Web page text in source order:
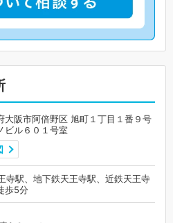
大阪市阿倍野区 旭町１丁目１番９号
ビル６０１号室
寺駅、地下鉄天王寺駅、近鉄天王寺
歩5分